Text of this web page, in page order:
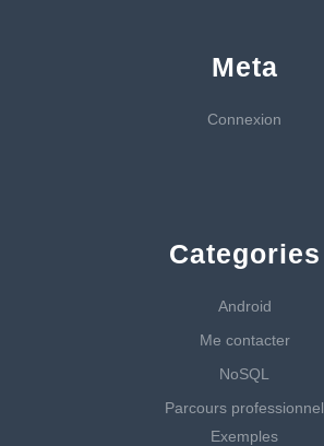
Meta
Connexion
Categories
Android
Me contacter
NoSQL
Parcours professionnel
Exemples